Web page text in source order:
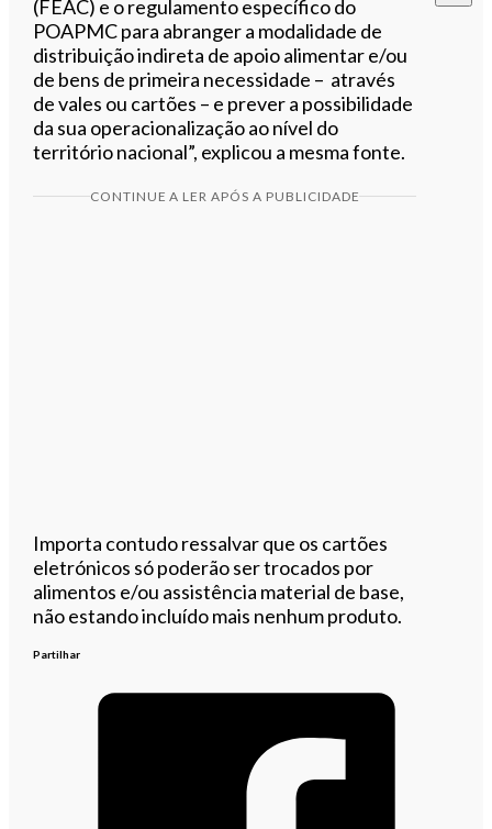
(FEAC) e o regulamento específico do
POAPMC para abranger a modalidade de
distribuição indireta de apoio alimentar e/ou
de bens de primeira necessidade – através
de vales ou cartões – e prever a possibilidade
da sua operacionalização ao nível do
território nacional”, explicou a mesma fonte.
CONTINUE A LER APÓS A PUBLICIDADE
Importa contudo ressalvar que os cartões
eletrónicos só poderão ser trocados por
alimentos e/ou assistência material de base,
não estando incluído mais nenhum produto.
Partilhar